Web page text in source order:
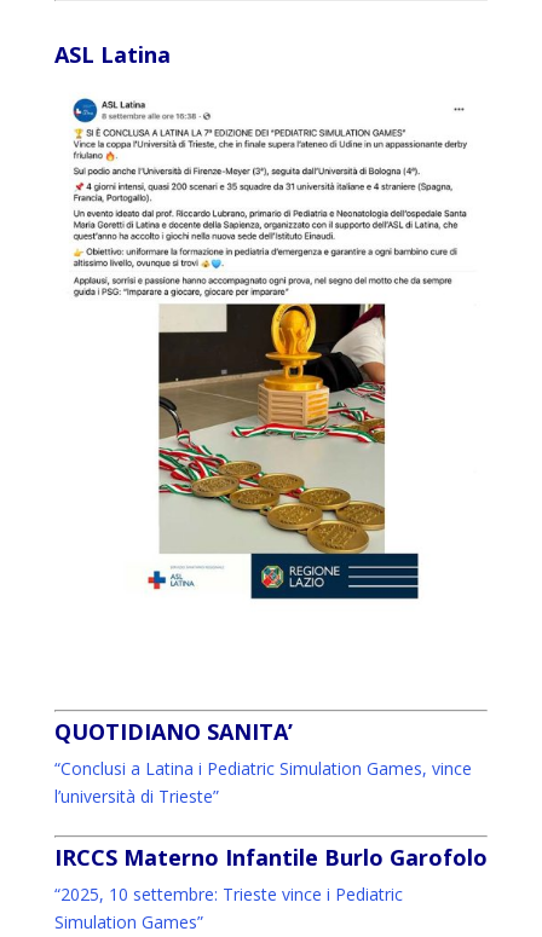
ASL Latina
QUOTIDIANO SANITA’
“Conclusi a Latina i Pediatric Simulation Games, vince
l’università di Trieste”
IRCCS Materno Infantile Burlo Garofolo
“2025, 10 settembre: Trieste vince i Pediatric
Simulation Games”